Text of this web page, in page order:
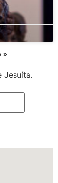
»
Jesuíta.